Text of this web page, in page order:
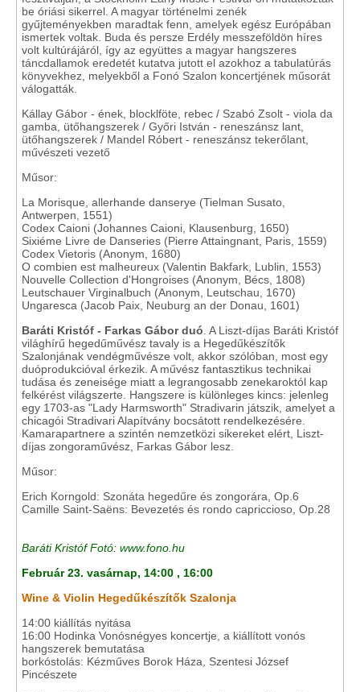
be óriási sikerrel. A magyar történelmi zenék
gyűjteményekben maradtak fenn, amelyek egész Európában
ismertek voltak. Buda és persze Erdély messzeföldön híres
volt kultúrájáról, így az együttes a magyar hangszeres
táncdallamok eredetét kutatva jutott el azokhoz a tabulatúrás
könyvekhez, melyekből a Fonó Szalon koncertjének műsorát
válogatták.
Kállay Gábor - ének, blocklföte, rebec / Szabó Zsolt - viola da
gamba, ütőhangszerek / Győri István - reneszánsz lant,
ütőhangszerek / Mandel Róbert - reneszánsz tekerőlant,
művészeti vezető
Műsor:
La Morisque, allerhande danserye (Tielman Susato,
Antwerpen, 1551)
Codex Caioni (Johannes Caioni, Klausenburg, 1650)
Sixiéme Livre de Danseries (Pierre Attaingnant, Paris, 1559)
Codex Vietoris (Anonym, 1680)
O combien est malheureux (Valentin Bakfark, Lublin, 1553)
Nouvelle Collection d'Hongroises (Anonym, Bécs, 1808)
Leutschauer Virginalbuch (Anonym, Leutschau, 1670)
Ungaresca (Jacob Paix, Neuburg an der Donau, 1601)
Baráti Kristóf - Farkas Gábor duó . A Liszt-díjas Baráti Kristóf
világhírű hegedűművész tavaly is a Hegedűkészítők
Szalonjának vendégművésze volt, akkor szólóban, most egy
duóprodukcióval érkezik. A művész fantasztikus technikai
tudása és zeneisége miatt a legrangosabb zenekaroktól kap
felkérést világszerte. Hangszere is különleges kincs: jelenleg
egy 1703-as "Lady Harmsworth" Stradivarin játszik, amelyet a
chicagói Stradivari Alapítvány bocsátott rendelkezésére.
Kamarapartnere a szintén nemzetközi sikereket elért, Liszt-
díjas zongoraművész, Farkas Gábor lesz.
Műsor:
Erich Korngold: Szonáta hegedűre és zongorára, Op.6
Camille Saint-Saëns: Bevezetés és rondo capriccioso, Op.28
Baráti Kristóf Fotó: www.fono.hu
Február 23. vasárnap, 14:00 , 16:00
Wine & Violin Hegedűkészítők Szalonja
14:00 kiállítás nyitása
16:00 Hodinka Vonósnégyes koncertje, a kiállított vonós
hangszerek bemutatása
borkóstolás: Kézműves Borok Háza, Szentesi József
Pincészete